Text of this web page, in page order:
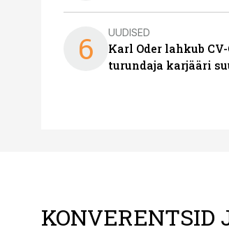
6 UUDISED
Karl Oder lahkub
turundaja karjääri
KONVERENTSID